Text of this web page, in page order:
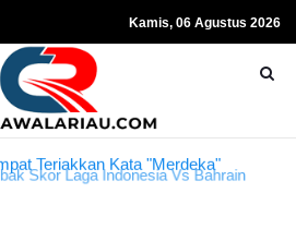
Kamis, 06 Agustus 2026
Skor Laga Indonesia Vs Bahrain
Teriakkan Kata "Merdeka"